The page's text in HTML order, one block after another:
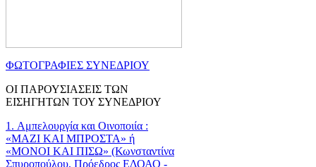
ΦΩΤΟΓΡΑΦΙΕΣ ΣΥΝΕΔΡΙΟΥ
ΟΙ ΠΑΡΟΥΣΙΑΣΕΙΣ ΤΩΝ
ΕΙΣΗΓΗΤΩΝ ΤΟΥ ΣΥΝΕΔΡΙΟΥ
1. Αμπελουργία και Οινοποιία :
«ΜΑΖΙ ΚΑΙ ΜΠΡΟΣΤΑ» ή
«ΜΟΝΟΙ ΚΑΙ ΠΙΣΩ» (Κωνσταντίνα
Σπυροπούλου, Πρόεδρος ΕΔΟΑΟ -